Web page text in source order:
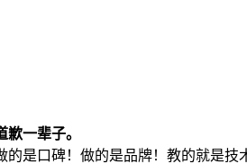
一辈子。
是口碑！做的是品牌！教的就是技